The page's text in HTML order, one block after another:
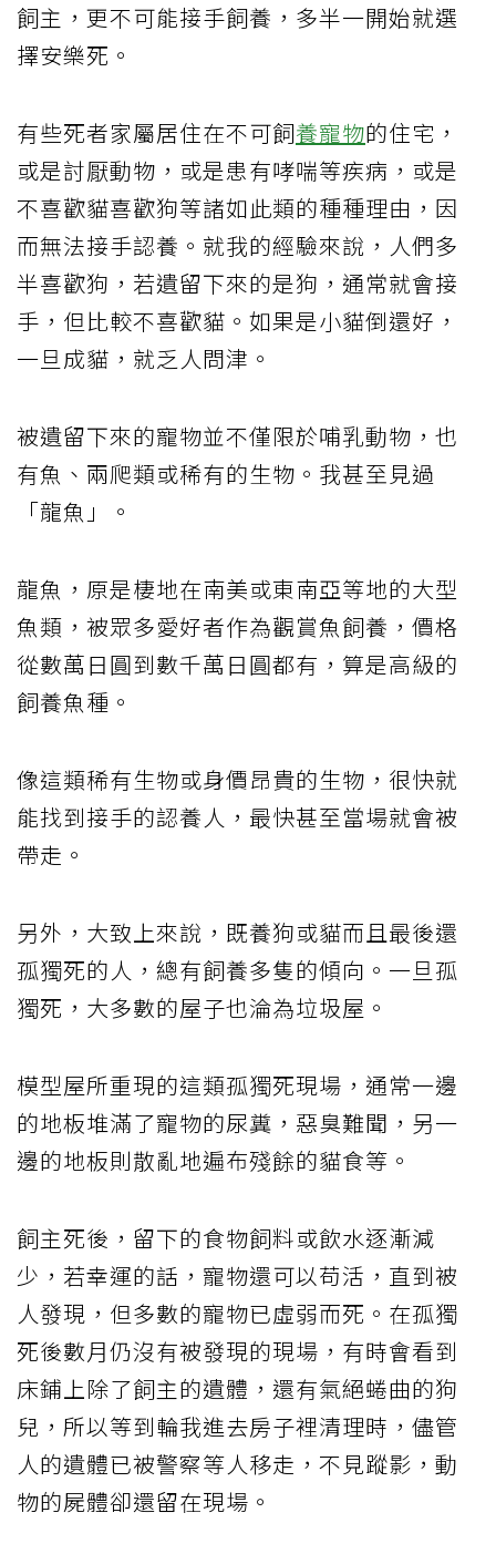
飼主，更不可能接手飼養，多半一開始就選
擇安樂死。
有些死者家屬居住在不可飼養寵物的住宅，
或是討厭動物，或是患有哮喘等疾病，或是
不喜歡貓喜歡狗等諸如此類的種種理由，因
而無法接手認養。就我的經驗來說，人們多
半喜歡狗，若遺留下來的是狗，通常就會接
手，但比較不喜歡貓。如果是小貓倒還好，
一旦成貓，就乏人問津。
被遺留下來的寵物並不僅限於哺乳動物，也
有魚、兩爬類或稀有的生物。我甚至見過
「龍魚」。
龍魚，原是棲地在南美或東南亞等地的大型
魚類，被眾多愛好者作為觀賞魚飼養，價格
從數萬日圓到數千萬日圓都有，算是高級的
飼養魚種。
像這類稀有生物或身價昂貴的生物，很快就
能找到接手的認養人，最快甚至當場就會被
帶走。
另外，大致上來說，既養狗或貓而且最後還
孤獨死的人，總有飼養多隻的傾向。一旦孤
獨死，大多數的屋子也淪為垃圾屋。
模型屋所重現的這類孤獨死現場，通常一邊
的地板堆滿了寵物的尿糞，惡臭難聞，另一
邊的地板則散亂地遍布殘餘的貓食等。
飼主死後，留下的食物飼料或飲水逐漸減
少，若幸運的話，寵物還可以苟活，直到被
人發現，但多數的寵物已虛弱而死。在孤獨
死後數月仍沒有被發現的現場，有時會看到
床鋪上除了飼主的遺體，還有氣絕蜷曲的狗
兒，所以等到輪我進去房子裡清理時，儘管
人的遺體已被警察等人移走，不見蹤影，動
物的屍體卻還留在現場。